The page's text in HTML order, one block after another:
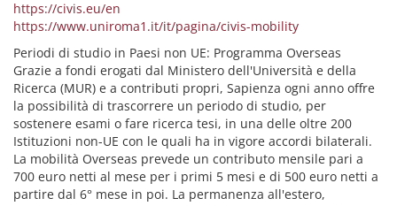
https://civis.eu/en
https://www.uniroma1.it/it/pagina/civis-mobility
Periodi di studio in Paesi non UE: Programma Overseas
Grazie a fondi erogati dal Ministero dell'Università e della
Ricerca (MUR) e a contributi propri, Sapienza ogni anno offre
la possibilità di trascorrere un periodo di studio, per
sostenere esami o fare ricerca tesi, in una delle oltre 200
Istituzioni non-UE con le quali ha in vigore accordi bilaterali.
La mobilità Overseas prevede un contributo mensile pari a
700 euro netti al mese per i primi 5 mesi e di 500 euro netti a
partire dal 6° mese in poi. La permanenza all'estero,